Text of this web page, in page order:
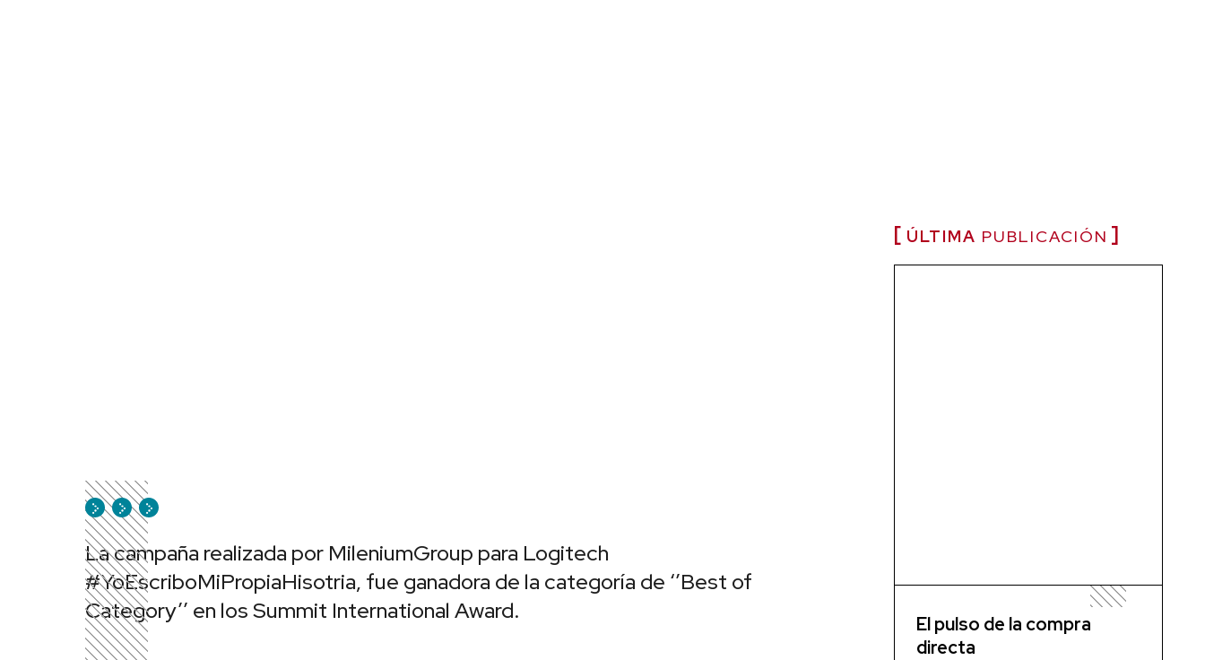
La campaña realizada por MileniumGroup para Logitech
#YoEscriboMiPropiaHisotria, fue ganadora de la categoría de ‘’Best of
Category’’ en los Summit International Award.
ÚLTIMA PUBLICACIÓN
El pulso de la compra
directa